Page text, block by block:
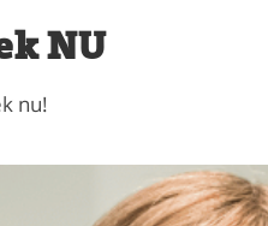
NU
nu!